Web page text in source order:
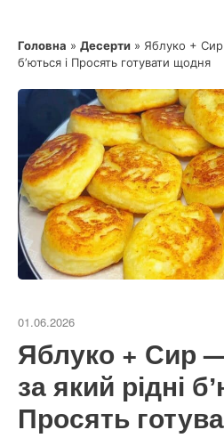
Головна » Десерти » Яблуко + Сир
бʼються і Просять готувати щодня
01.06.2026
Яблуко + Сир
за який рідні
Просять